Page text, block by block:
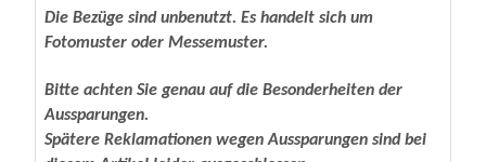
Die Bezüge sind unbenutzt. Es handelt sich um
Fotomuster oder Messemuster.
Bitte achten Sie genau auf die Besonderheiten der
Aussparungen.
Spätere Reklamationen wegen Aussparungen sind bei